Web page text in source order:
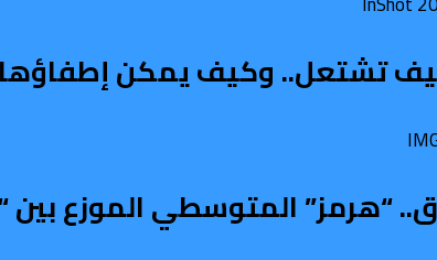
تشتعل.. وكيف يمكن
“هرمز” المتوسطي الموزع بين